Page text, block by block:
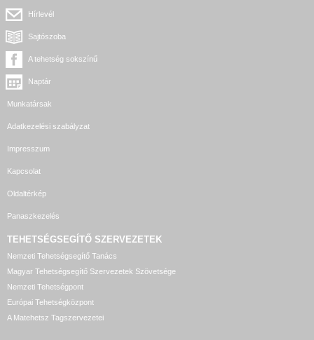
Hírlevél
Sajtószoba
A tehetség sokszínű
Naptár
Munkatársak
Adatkezelési szabályzat
Impresszum
Kapcsolat
Oldaltérkép
Panaszkezelés
TEHETSÉGSEGÍTŐ SZERVEZETEK
Nemzeti Tehetségsegítő Tanács
Magyar Tehetségsegítő Szervezetek Szövetsége
Nemzeti Tehetségpont
Európai Tehetségközpont
A Matehetsz Tagszervezetei